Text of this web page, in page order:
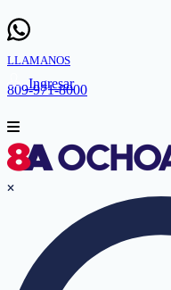
LLAMANOS
809-971-8000
Ingresar